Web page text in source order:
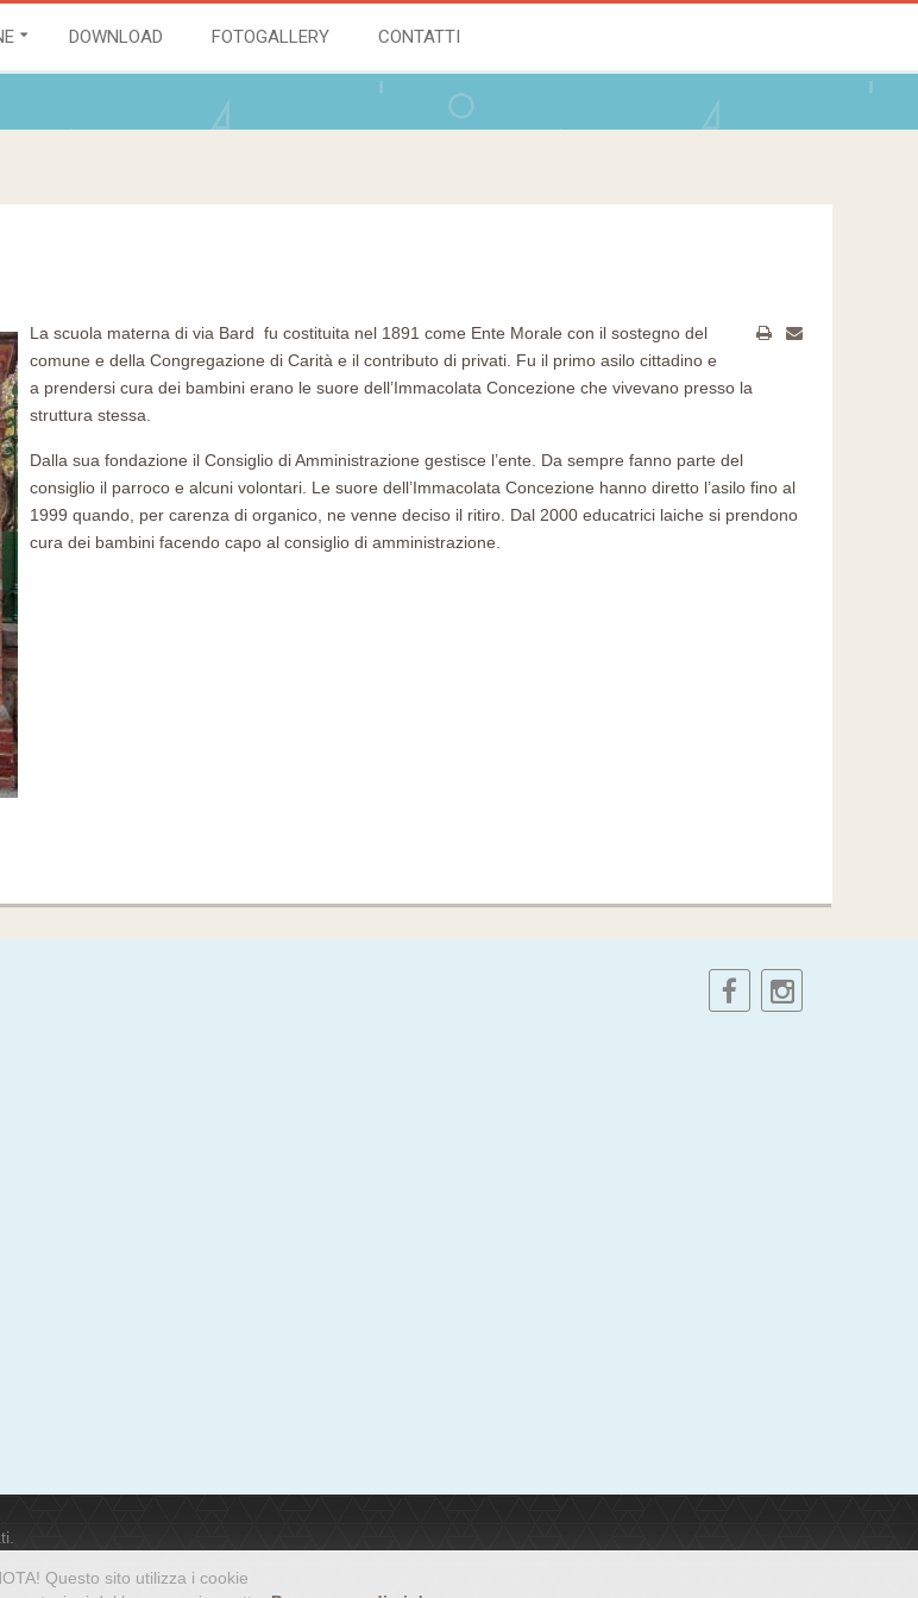
DOWNLOAD FOTOGALLERY CONTATTI
La scuola materna di via Bard fu costituita nel 1891 come Ente Morale con il sostegno del
comune e della Congregazione di Carità e il contributo di privati. Fu il primo asilo cittadino e
a prendersi cura dei bambini erano le suore dell’Immacolata Concezione che vivevano presso la
struttura stessa.
Dalla sua fondazione il Consiglio di Amministrazione gestisce l’ente. Da sempre fanno parte del
consiglio il parroco e alcuni volontari. Le suore dell’Immacolata Concezione hanno diretto l’asilo fino al
1999 quando, per carenza di organico, ne venne deciso il ritiro. Dal 2000 educatrici laiche si prendono
cura dei bambini facendo capo al consiglio di amministrazione.
Questo sito utilizza i cookie